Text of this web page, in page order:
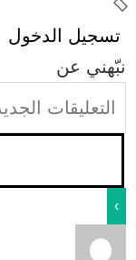
تسجيل الدخول
نبّهني عن